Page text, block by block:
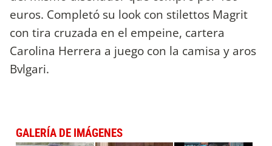
euros. Completó su look con stilettos Magrit
con tira cruzada en el empeine, cartera
Carolina Herrera a juego con la camisa y aros
Bvlgari.
GALERÍA DE IMÁGENES